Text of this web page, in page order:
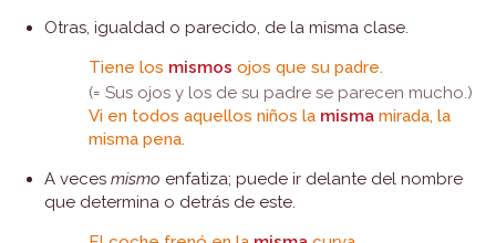
Otras, igualdad o parecido, de la misma clase.
Tiene los mismos ojos que su padre.
(= Sus ojos y los de su padre se parecen mucho.)
Vi en todos aquellos niños la misma mirada, la
misma pena.
A veces mismo enfatiza; puede ir delante del nombre
que determina o detrás de este.